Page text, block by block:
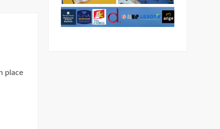
place